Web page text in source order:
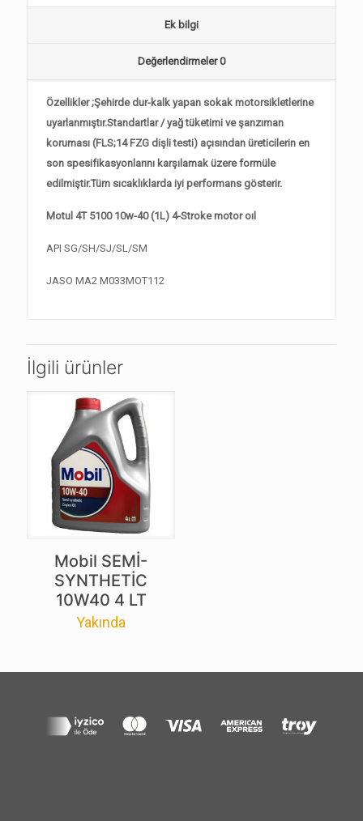
Ek bilgi
Değerlendirmeler0
Özellikler ;Şehirde dur-kalk yapan sokak motorsikletlerine
uyarlanmıştır.Standartlar / yağ tüketimi ve şanzıman
koruması (FLS;14 FZG dişli testi) açısından üreticilerin en
son spesifikasyonlarını karşılamak üzere formüle
edilmiştir.Tüm sıcaklıklarda iyi performans gösterir.
Motul 4T 5100 10w-40 (1L) 4-Stroke motor oıl
API SG/SH/SJ/SL/SM
JASO MA2 M033MOT112
İlgili ürünler
Mobil SEMİ-
SYNTHETİC
10W40 4 LT
Yakında